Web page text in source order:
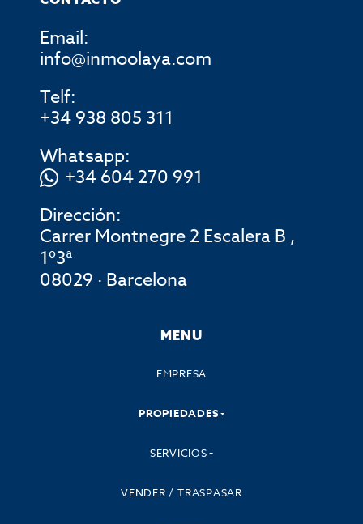
Email:
info@inmoolaya.com
Telf:
+34 938 805 311
Whatsapp:
+34 604 270 991
Dirección:
Carrer Montnegre 2 Escalera B ,
1º3ª
08029 · Barcelona
MENU
EMPRESA
PROPIEDADES
SERVICIOS
VENDER / TRASPASAR